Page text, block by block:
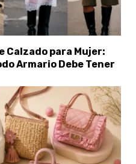
Calzado para Mujer:
Armario Debe Tener